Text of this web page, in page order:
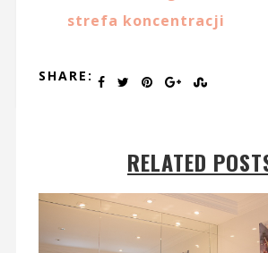
strefa koncentracji
SHARE:
RELATED